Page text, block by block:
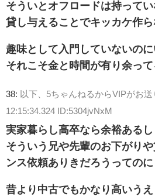
そういとオフロードは持って
貸し与えることでキッカケ作ら
趣味として入門していないの
それこそ金と時間が有り余って
38: 以下、5ちゃんねるからVIPがお送
12:15:34.324 ID:5304jvNxM
実家暮らし高卒なら余裕あるし
そういう兄や先輩のお下がり
ンス依頼ありきだろうってのに
昔より中古でもかなり高いうえ